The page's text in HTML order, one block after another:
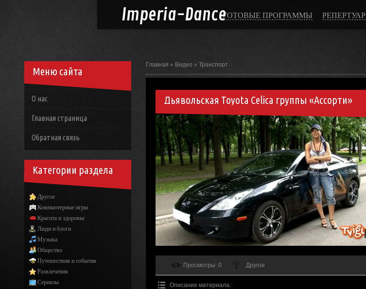
Imperia-DanceГОТОВЫЕ ПРОГРАММЫ РЕПЕРТУАР
Главная » Видео » Транспорт
Дьявольская Toyota Celica группы «Ассорти»
Просмотры: 0 Другое
Описание материала:
Меню сайта
О нас
Главная страница
Обратная связь
Категории раздела
Другое
Компьютерные игры
Красота и здоровье
Люди и блоги
Музыка
Общество
Путешествия и события
Развлечения
Сериалы